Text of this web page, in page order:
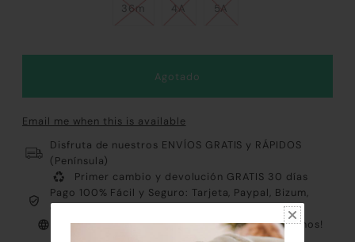
36m 4A 5A
Email me when this is available
Disfruta de nuestros ENVÍOS GRATIS y RÁPIDOS
(Península)
Primer cambio y devolución GRATIS 30 días
Pago 100% Fácil y Seguro: Tarjeta, Paypal, Bizum,
Contrareembolso y Klarna
Atención al cliente PERSONALIZADA ¡Consúltanos!